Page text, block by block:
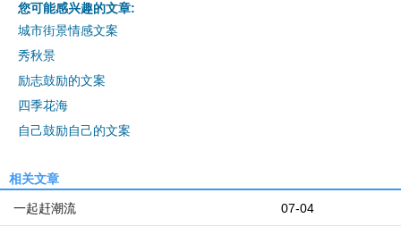
您可能感兴趣的文章:
城市街景情感文案
秀秋景
励志鼓励的文案
四季花海
自己鼓励自己的文案
相关文章
07-04
一起赶潮流